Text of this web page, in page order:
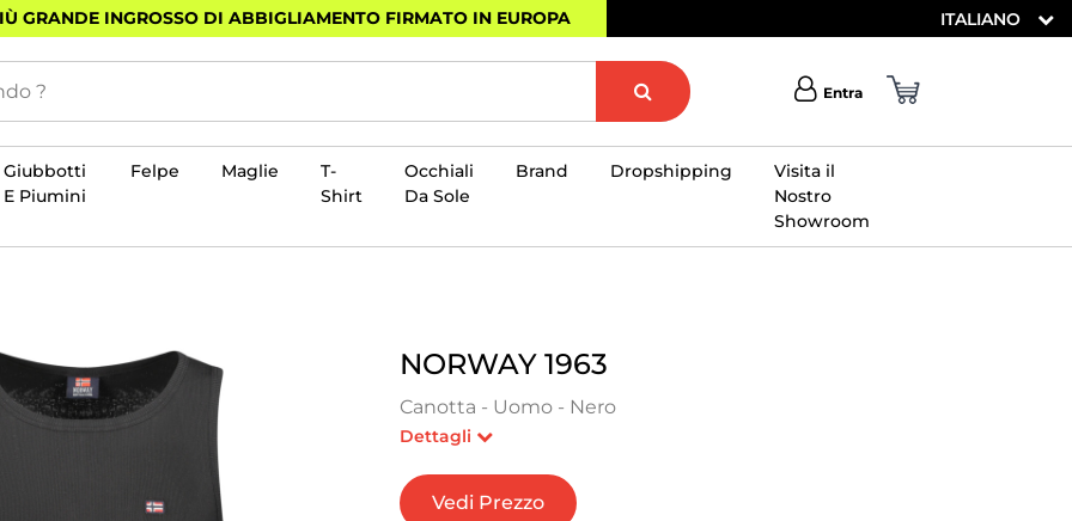
GRANDE INGROSSO DI ABBIGLIAMENTO FIRMATO IN EUROPA ITALIANO
Entra
Giubbotti
E Piumini
Felpe Maglie
T-
Shirt
Occhiali
Da Sole
Brand Dropshipping
Visita il
Nostro
Showroom
×
NORWAY 1963
Canotta - Uomo - Nero
Dettagli
Vedi Prezzo